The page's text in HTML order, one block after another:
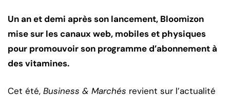
Un an et demi après son lancement, Bloomizon
mise sur les canaux web, mobiles et physiques
pour promouvoir son programme d’abonnement à
des vitamines.
Cet été, Business & Marchés revient sur l’actualité